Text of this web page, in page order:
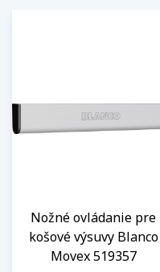
Nožné ovládanie pre
košové výsuvy Blanco
Movex 519357